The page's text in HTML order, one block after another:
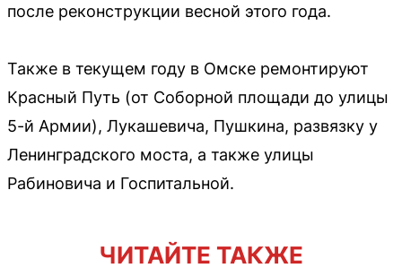
после реконструкции весной этого года.
Также в текущем году в Омске ремонтируют
Красный Путь (от Соборной площади до улицы
5-й Армии), Лукашевича, Пушкина, развязку у
Ленинградского моста, а также улицы
Рабиновича и Госпитальной.
ЧИТАЙТЕ ТАКЖЕ